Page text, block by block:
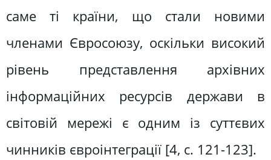
саме ті країни, що стали новими
членами Євросоюзу, оскільки високий
рівень представлення архівних
інформаційних ресурсів держави в
світовій мережі є одним із суттєвих
чинників євроінтеграції [4, c. 121-123].